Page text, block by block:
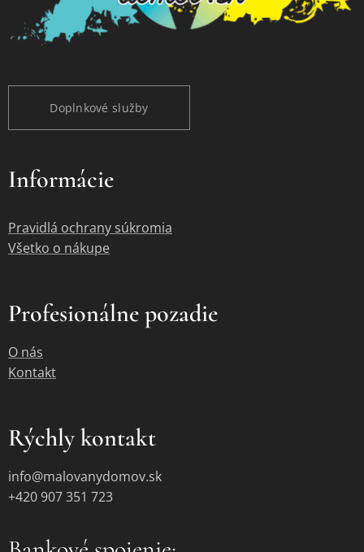
Doplnkové služby
Informácie
Pravidlá ochrany súkromia
Všetko o nákupe
Profesionálne pozadie
O nás
Kontakt
Rýchly kontakt
info@malovanydomov.sk
+420 907 351 723